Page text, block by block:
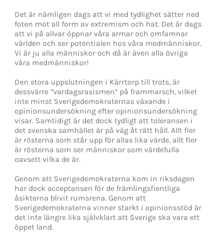
Det är nämligen dags att vi med tydlighet sätter ned
foten mot all form av extremism och hat. Det är dags
att vi på allvar öppnar våra armar och omfamnar
världen och ser potentialen hos våra medmänniskor.
Vi är ju alla människor och då är även alla övriga
våra medmänniskor!
Den stora uppslutningen i Kärrtorp till trots, är
dessvärre ”vardagsrasismen” på frammarsch, vilket
inte minst Sverigedemokraternas växande i
opinionsundersökning efter opinionsundersökning
visar. Samtidigt är det dock tydligt att toleransen i
det svenska samhället är på väg åt rätt håll. Allt fler
är rösterna som står upp för allas lika värde, allt fler
är rösterna som ser människor som värdefulla
oavsett vilka de är.
Genom att Sverigedemokraterna kom in riksdagen
har dock acceptansen för de främlingsfientliga
åsikterna blivit rumsrena. Genom att
Sverigedemokraterna vinner starkt i opinionsstöd är
det inte längre lika självklart att Sverige ska vara ett
öppet land.